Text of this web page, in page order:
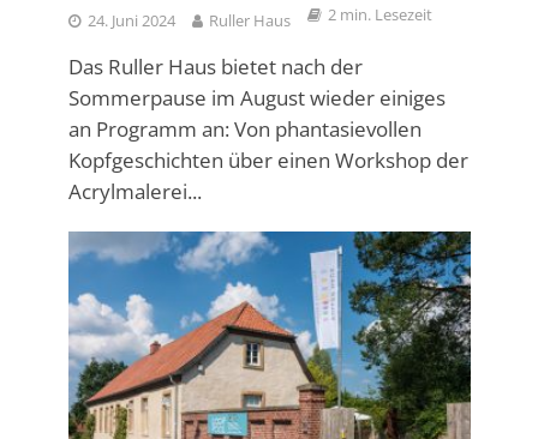
24. Juni 2024 Ruller Haus 2 min. Lesezeit
Das Ruller Haus bietet nach der
Sommerpause im August wieder einiges
an Programm an: Von phantasievollen
Kopfgeschichten über einen Workshop der
Acrylmalerei...